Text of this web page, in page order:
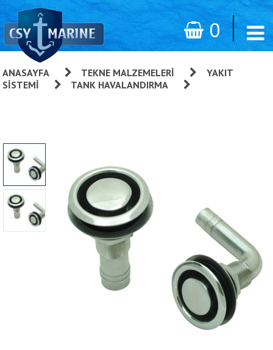
0
ANASAYFA TEKNE MALZEMELERI
YAKIT
SISTEMI
TANK HAVALANDIRMA